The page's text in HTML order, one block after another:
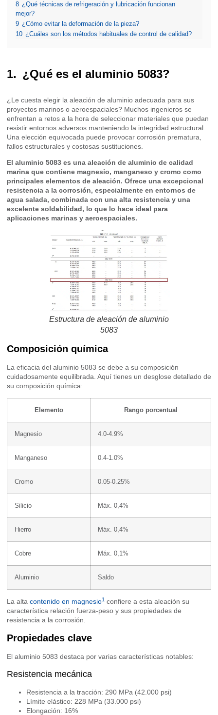
8 ¿Qué técnicas de refrigeración y lubricación funcionan
mejor?
9 ¿Cómo evitar la deformación de la pieza?
10 ¿Cuáles son los métodos habituales de control de calidad?
¿Qué es el aluminio 5083?
¿Le cuesta elegir la aleación de aluminio adecuada para sus
proyectos marinos o aeroespaciales? Muchos ingenieros se
enfrentan a retos a la hora de seleccionar materiales que puedan
resistir entornos adversos manteniendo la integridad estructural.
Una elección equivocada puede provocar corrosión prematura,
fallos estructurales y costosas sustituciones.
El aluminio 5083 es una aleación de aluminio de calidad
marina que contiene magnesio, manganeso y cromo como
principales elementos de aleación. Ofrece una excepcional
resistencia a la corrosión, especialmente en entornos de
agua salada, combinada con una alta resistencia y una
excelente soldabilidad, lo que lo hace ideal para
aplicaciones marinas y aeroespaciales.
Estructura de aleación de aluminio
5083
Composición química
La eficacia del aluminio 5083 se debe a su composición
cuidadosamente equilibrada. Aquí tienes un desglose detallado de
su composición química:
Elemento Rango porcentual
Magnesio 4.0-4.9%
Manganeso 0.4-1.0%
Cromo 0.05-0.25%
Silicio Máx. 0,4%
Hierro Máx. 0,4%
Cobre Máx. 0,1%
Aluminio Saldo
La alta contenido en magnesio1 confiere a esta aleación su
característica relación fuerza-peso y sus propiedades de
resistencia a la corrosión.
Propiedades clave
El aluminio 5083 destaca por varias características notables:
Resistencia mecánica
Resistencia a la tracción: 290 MPa (42.000 psi)
Límite elástico: 228 MPa (33.000 psi)
Elongación: 16%